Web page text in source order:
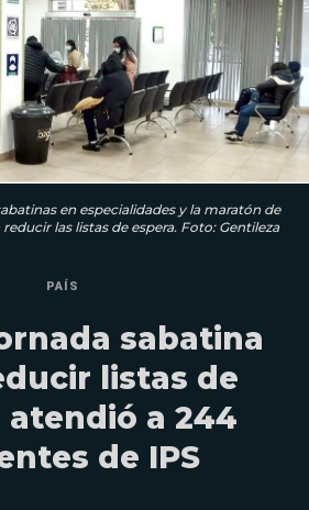
en especialidades y la maratón de
las listas de espera. Foto: Gentileza
PAÍS
sabatina
listas de
atendió a 244
de IPS